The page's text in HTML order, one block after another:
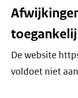
De website
voldoet niet